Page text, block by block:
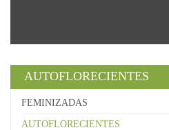
AUTOFLORECIENTES
FEMINIZADAS
AUTOFLORECIENTES